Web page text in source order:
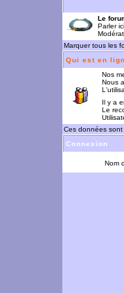
Le
Parler
Marquer tous les
Qui est en
Nos
Nous
Il y a
Le
Ces données
Connexion
Nom